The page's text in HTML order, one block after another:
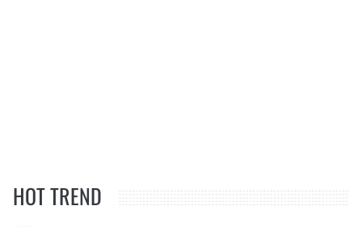
HOT TREND